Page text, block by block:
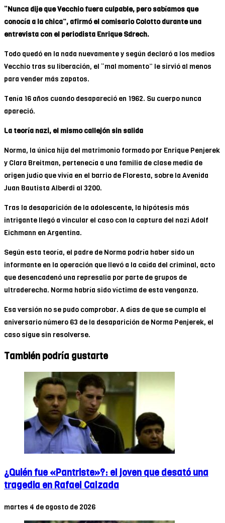
“Nunca dije que Vecchio fuera culpable, pero sabíamos que
conocía a la chica”, afirmó el comisario Colotto durante una
entrevista con el periodista Enrique Sdrech.
Todo quedó en la nada nuevamente y según declaró a los medios
Vecchio tras su liberación, el “mal momento” le sirvió al menos
para vender más zapatos.
Tenía 16 años cuando desapareció en 1962. Su cuerpo nunca
apareció.
La teoría nazi, el mismo callejón sin salida
Norma, la única hija del matrimonio formado por Enrique Penjerek
y Clara Breitman, pertenecía a una familia de clase media de
origen judío que vivía en el barrio de Floresta, sobre la Avenida
Juan Bautista Alberdi al 3200.
Tras la desaparición de la adolescente, la hipótesis más
intrigante llegó a vincular el caso con la captura del nazi Adolf
Eichmann en Argentina.
Según esta teoría, el padre de Norma podría haber sido un
informante en la operación que llevó a la caída del criminal, acto
que desencadenó una represalia por parte de grupos de
ultraderecha. Norma habría sido víctima de esta venganza.
Esa versión no se pudo comprobar. A días de que se cumpla el
aniversario número 63 de la desaparición de Norma Penjerek, el
caso sigue sin resolverse.
También podría gustarte
¿Quién fue «Pantriste»?: el joven que desató una
tragedia en Rafael Calzada
martes 4 de agosto de 2026